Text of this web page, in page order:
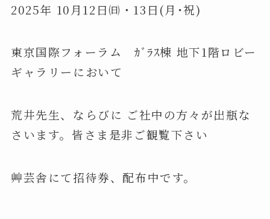
2025年 10月12日㈰・13日(月･祝)
東京国際フォーラム ｶﾞﾗｽ棟 地下1階ロビー
ギャラリーにおいて
荒井先生、ならびに ご社中の方々が出瓶な
さいます。皆さま是非ご観覧下さい
艸芸舎にて招待券、配布中です。